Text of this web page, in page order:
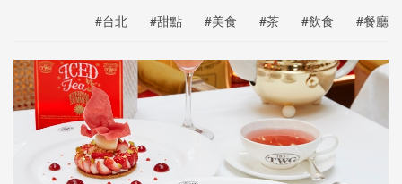
#台北 #甜點 #美食 #茶 #飲食 #餐廳